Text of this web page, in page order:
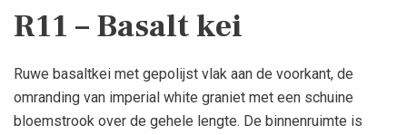
R11 – Basalt kei
Ruwe basaltkei met gepolijst vlak aan de voorkant, de
omranding van imperial white graniet met een schuine
bloemstrook over de gehele lengte. De binnenruimte is